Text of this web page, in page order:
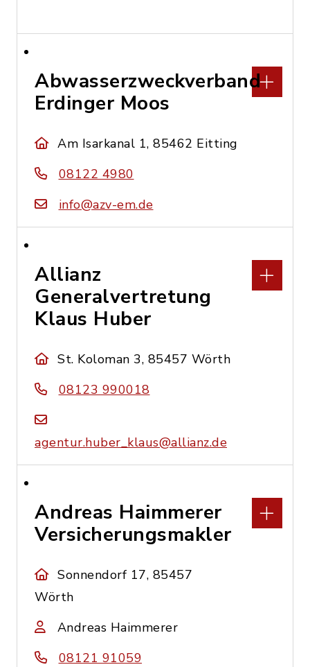
Abwasserzweckverband
Erdinger Moos
Am Isarkanal 1, 85462 Eitting
08122 4980
info@azv-em.de
Allianz
Generalvertretung
Klaus Huber
St. Koloman 3, 85457 Wörth
08123 990018
agentur.huber_klaus@allianz.de
Andreas Haimmerer
Versicherungsmakler
Sonnendorf 17, 85457
Wörth
Andreas Haimmerer
08121 91059